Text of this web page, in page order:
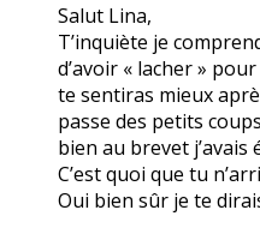
Salut Lina,
T’inquiète je
d’avoir « lacher »
te sentiras mieux
passe des petits
bien au brevet j’avais
C’est quoi que tu
Oui bien sûr je te